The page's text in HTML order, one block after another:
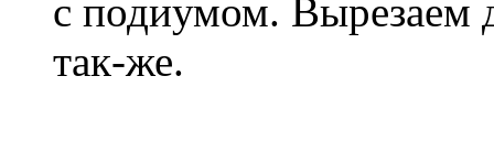
с подиумом. Вырезаем
так-же.